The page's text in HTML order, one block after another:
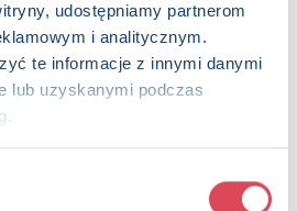
udostępniamy partnerom
i analitycznym.
te informacje z innymi danymi
lub uzyskanymi podczas
cm
3
Olesiejuk
Książka z okienkami, Wiersze,